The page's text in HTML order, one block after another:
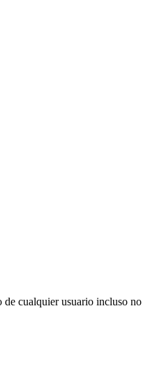
de cualquier usuario incluso no